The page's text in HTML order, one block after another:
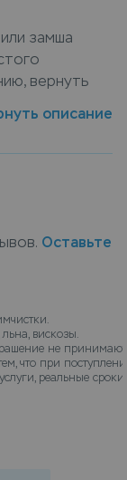
замша
вернуть
размером
Leda, или
и
готов.
описание
Оставьте
вискозы.
не
что при
реальные